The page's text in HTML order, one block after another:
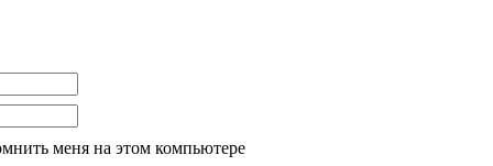
меня на этом компьютере